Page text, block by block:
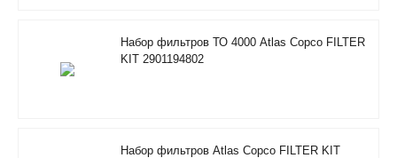
Набор фильтров ТО 4000 Atlas Copco FILTER
KIT 2901194802
Набор фильтров Atlas Copco FILTER KIT